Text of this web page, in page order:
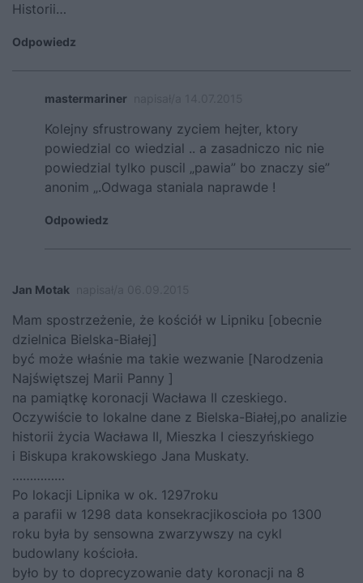
Historii…
Odpowiedz
mastermariner
Kolejny sfrustrowany zyciem hejter, ktory
powiedzial co wiedzial .. a zasadniczo nic nie
powiedzial tylko puscil „pawia” bo znaczy sie”
anonim „.Odwaga staniala naprawde !
Odpowiedz
Jan Motak
Mam spostrzeżenie, że kościół w Lipniku [obecnie
dzielnica Bielska-Białej]
być może właśnie ma takie wezwanie [Narodzenia
Najświętszej Marii Panny ]
na pamiątkę koronacji Wacława II czeskiego.
Oczywiście to lokalne dane z Bielska-Białej,po analizie
historii życia Wacława II, Mieszka I cieszyńskiego
i Biskupa krakowskiego Jana Muskaty.
……………
Po lokacji Lipnika w ok. 1297roku
a parafii w 1298 data konsekracjikoscioła po 1300
roku była by sensowna zwarzywszy na cykl
budowlany kościoła.
było by to doprecyzowanie daty koronacji na 8